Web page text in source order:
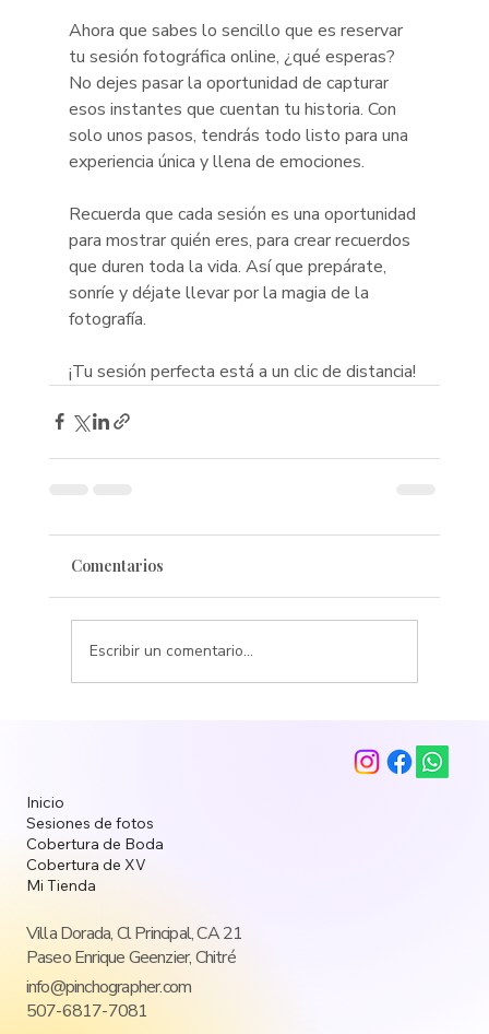
Ahora que sabes lo sencillo que es reservar
tu sesión fotográfica online, ¿qué esperas?
No dejes pasar la oportunidad de capturar
esos instantes que cuentan tu historia. Con
solo unos pasos, tendrás todo listo para una
experiencia única y llena de emociones.
Recuerda que cada sesión es una oportunidad
para mostrar quién eres, para crear recuerdos
que duren toda la vida. Así que prepárate,
sonríe y déjate llevar por la magia de la
fotografía.
¡Tu sesión perfecta está a un clic de distancia!
Comentarios
Escribir un comentario...
Villa Dorada, Cl Principal, CA 21
Paseo Enrique Geenzier, Chitré
info@pinchographer.com
507-6817-7081
Inicio
Sesiones de fotos
Cobertura de Boda
Cobertura de XV
Mi Tienda